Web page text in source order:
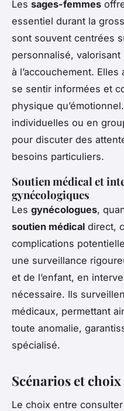
Les sages-femmes
essentiel durant la
sont souvent centrées
personnalisé, valorisant
à l’accouchement.
se sentir informées et
physique
individuelles ou en
pour discuter des
besoins particuliers.
Soutien médical et
gynécologiques
Les gynécologues,
soutien médical direct,
complications
une surveillance
et de l’enfant, en
nécessaire. Ils
médicaux, permettant
toute anomalie,
spécialisé.
Scénarios et
Le choix entre